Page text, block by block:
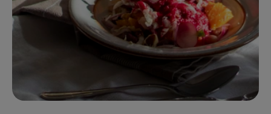
Ökokisten
Obst & Gemüse
Backwaren